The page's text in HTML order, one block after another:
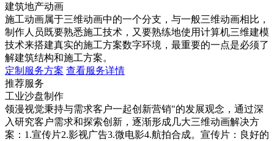
建筑地产动画
施工动画属于三维动画中的一个分支，与一般三维动画相比，
制作人员既要熟悉施工技术，又要熟练地使用计算机三维建模
技术来搭建真实的施工方案数字环境，最重要的一点是必须了
解建筑结构和施工方案。
定制服务方案 查看服务详情
推荐服务
工业沙盘制作
领漫视觉秉持与需求客户一起创新营销"的发展观念，通过深
入研究客户需求和探索创新，逐渐形成几大三维动画解决方
案：1.宣传片2.影视广告3.微电影4.航拍合成。宣传片：良好的